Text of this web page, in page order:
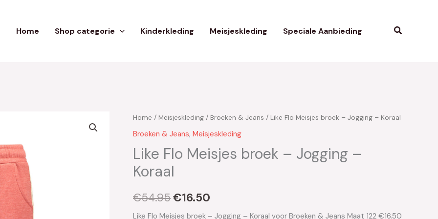
Home Shop categorie Kinderkleding Meisjeskleding Speciale Aanbieding Zoeken
Home / Meisjeskleding / Broeken & Jeans / Like Flo Meisjes broek – Jogging – Koraal
Broeken & Jeans, Meisjeskleding
Like Flo Meisjes broek – Jogging –
Koraal
€54.95
Oorspronkelijke
prijs
was:
€54.95.
€16.50
Huidige
prijs
is:
Like Flo Meisjes broek – Jogging – Koraal voor Broeken & Jeans Maat 122 €16.50